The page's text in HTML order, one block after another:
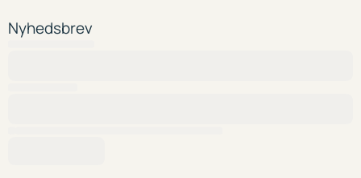
Nyhedsbrev